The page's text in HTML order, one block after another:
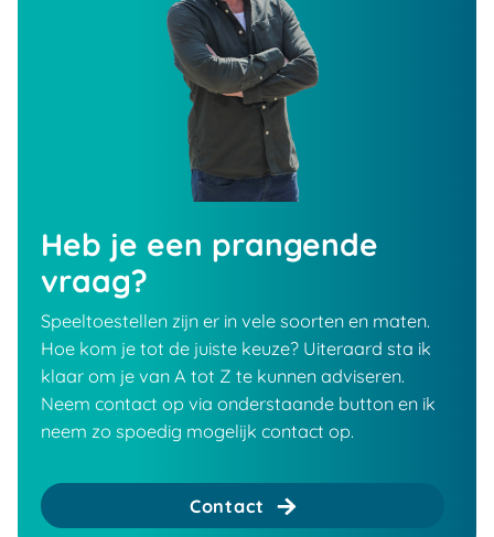
Heb je een prangende
vraag?
Speeltoestellen zijn er in vele soorten en maten.
Hoe kom je tot de juiste keuze? Uiteraard sta ik
klaar om je van A tot Z te kunnen adviseren.
Neem contact op via onderstaande button en ik
neem zo spoedig mogelijk contact op.
Contact